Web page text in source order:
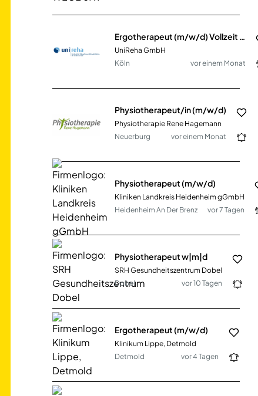
UniReha GmbH
Köln
vor einem Monat
Physiotherapeut/in (m/w/d)
Physiotherapie Rene Hagemann
Neuerburg
vor einem Monat
Physiotherapeut (m/w/d)
Kliniken Landkreis Heidenheim gGmbH
Heidenheim An Der Brenz
vor 7 Tagen
Physiotherapeut w|m|d
SRH Gesundheitszentrum Dobel
Dobel
vor 10 Tagen
Ergotherapeut (m/w/d)
Klinikum Lippe, Detmold
Detmold
vor 4 Tagen